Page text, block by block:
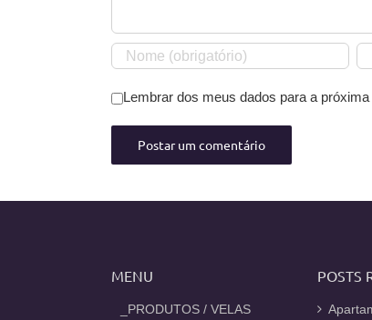
Lembrar dos meus dados para a
MENU
_PRODUTOS / VELAS
POSTS